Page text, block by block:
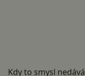
Kdy to smysl nedává